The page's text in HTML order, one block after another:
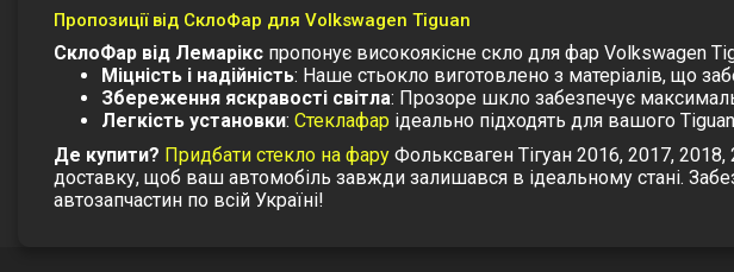
Пропозиції від СклоФар для Volkswagen Tiguan
СклоФар від Лемарікс пропонує високоякісне скло для фар Volkswagen
Міцність і надійність: Наше стьокло виготовлено з матеріалів, що
Збереження яскравості світла: Прозоре шкло забезпечує
Легкість установки: Стеклафар ідеально підходять для вашого
Де купити? Придбати стекло на фару Фольксваген Тігуан 2016, 2017,
доставку, щоб ваш автомобіль завжди залишався в ідеальному стані.
автозапчастин по всій Україні!